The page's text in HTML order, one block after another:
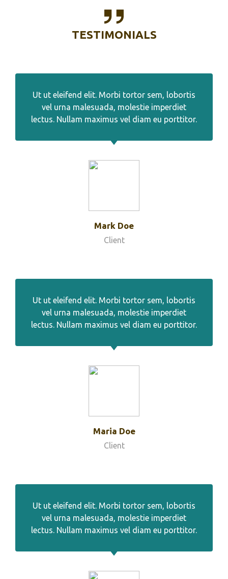
TESTIMONIALS
Ut ut eleifend elit. Morbi tortor sem, lobortis
vel urna malesuada, molestie imperdiet
lectus. Nullam maximus vel diam eu porttitor.
Mark Doe
Client
Ut ut eleifend elit. Morbi tortor sem, lobortis
vel urna malesuada, molestie imperdiet
lectus. Nullam maximus vel diam eu porttitor.
Maria Doe
Client
Ut ut eleifend elit. Morbi tortor sem, lobortis
vel urna malesuada, molestie imperdiet
lectus. Nullam maximus vel diam eu porttitor.